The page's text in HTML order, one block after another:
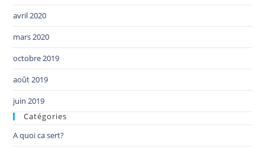
avril 2020
mars 2020
octobre 2019
août 2019
juin 2019
Catégories
A quoi ca sert?